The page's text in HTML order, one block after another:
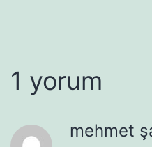
1 yorum
mehmet